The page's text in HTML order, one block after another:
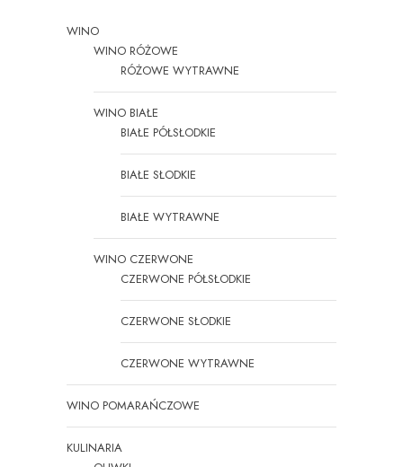
WINO
WINO RÓŻOWE
RÓŻOWE WYTRAWNE
WINO BIAŁE
BIAŁE PÓŁSŁODKIE
BIAŁE SŁODKIE
BIAŁE WYTRAWNE
WINO CZERWONE
CZERWONE PÓŁSŁODKIE
CZERWONE SŁODKIE
CZERWONE WYTRAWNE
WINO POMARAŃCZOWE
KULINARIA